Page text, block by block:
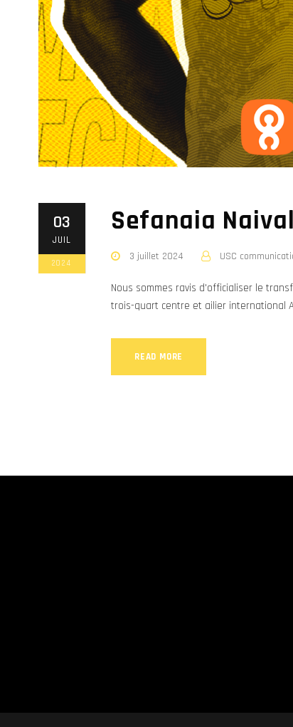
03
JUIL
2024
Sefanaia
3 juillet 2024 USC
Nous sommes ravis d'officialiser le
trois-quart centre et ailier international
READ MORE